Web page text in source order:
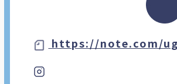
GoogleSlide
https://note.com/